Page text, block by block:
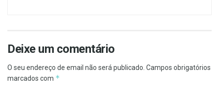
Deixe um comentário
O seu endereço de email não será publicado. Campos obrigatórios
marcados com *